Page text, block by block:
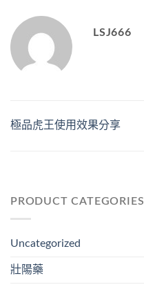
LSJ666
極品虎王使用效果分享
PRODUCT CATEGORIES
Uncategorized
壯陽藥